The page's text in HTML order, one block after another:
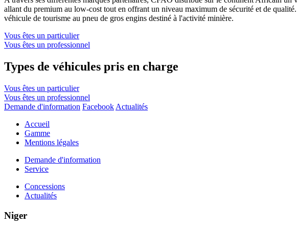
allant du premium au low-cost tout en offrant un niveau maximum de sécurité et de
véhicule de tourisme au pneu de gros engins destiné à l'activité minière.
Vous êtes un particulier
Vous êtes un professionnel
Types de véhicules pris en charge
Vous êtes un particulier
Vous êtes un professionnel
Demande d'information Facebook Actualités
Accueil
Gamme
Mentions légales
Demande d'information
Service
Concessions
Actualités
Niger